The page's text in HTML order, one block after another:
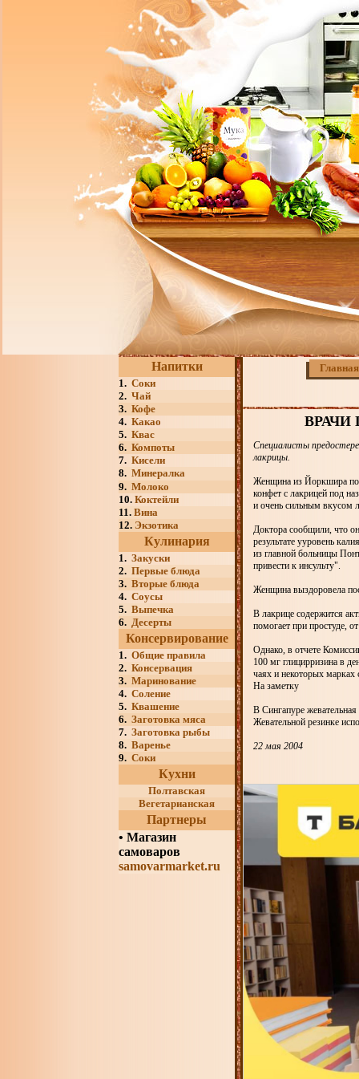
Напитки
1. Соки
2. Чай
3. Кофе
4. Какао
5. Квас
6. Компоты
7. Кисели
8. Минералка
9. Молоко
10. Коктейли
11. Вина
12. Экзотика
Кулинария
1. Закуски
2. Первые блюда
3. Вторые блюда
4. Соусы
5. Выпечка
6. Десерты
Консервирование
1. Общие правила
2. Консервация
3. Маринование
4. Соление
5. Квашение
6. Заготовка мяса
7. Заготовка рыбы
8. Варенье
9. Соки
Кухни
Полтавская
Вегетарианская
Партнеры
• Магазин
самоваров
samovarmarket.ru
Главная
Специалисты
лакрицы.
Женщина из Йоркшира
конфет с лакрицей под
и очень сильным вкусом
Доктора сообщили, что
результате ууровень
из главной больницы
привести к инсульту".
Женщина выздоровела
В лакрице содержится
помогает при простуде,
Однако, в отчете
100 мг глицирризина в
чаях и некоторых марках
На заметку
В Сингапуре жевательная
Жевательной резинке
22 мая 2004